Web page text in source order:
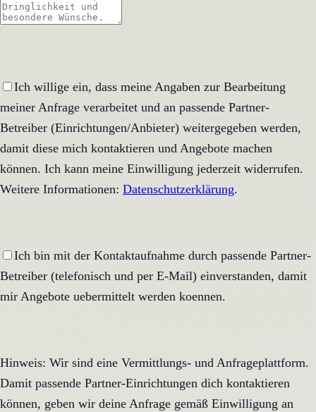
Ich willige ein, dass meine Angaben zur Bearbeitung
meiner Anfrage verarbeitet und an passende Partner-
Betreiber (Einrichtungen/Anbieter) weitergegeben werden,
damit diese mich kontaktieren und Angebote machen
können. Ich kann meine Einwilligung jederzeit widerrufen.
Weitere Informationen: Datenschutzerklärung.
Ich bin mit der Kontaktaufnahme durch passende Partner-
Betreiber (telefonisch und per E-Mail) einverstanden, damit
mir Angebote uebermittelt werden koennen.
Hinweis: Wir sind eine Vermittlungs- und Anfrageplattform.
Damit passende Partner-Einrichtungen dich kontaktieren
können, geben wir deine Anfrage gemäß Einwilligung an